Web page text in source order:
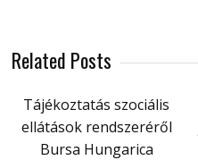
Related Posts
Tájékoztatás szociális
ellátások rendszeréről
Bursa Hungarica